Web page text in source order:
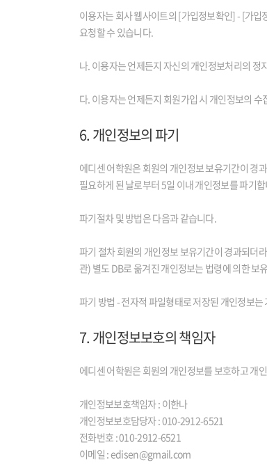
이용자는 회사 웹사이트의 [가입정보확인] - [가입
요청할 수 있습니다.
나. 이용자는 언제든지 자신의 개인정보처리의 정
다. 이용자는 언제든지 회원가입 시 개인정보의
6. 개인정보의 파기
에디센 어학원은 회원의 개인정보 보유기간이 경
필요하게 된 날로부터 5일 이내 개인정보를 파기
파기절차 및 방법은 다음과 같습니다.
파기 절차 회원의 개인정보 보유기간이 경과되더
관) 별도 DB로 옮겨진 개인정보는 법령에 의한 보
파기 방법 - 전자적 파일형태로 저장된 개인정보
7. 개인정보보호의 책임자
에디센 어학원은 회원의 개인정보를 보호하고 개
개인정보보호책임자 : 이한나
개인정보보호담당자 : 010-2912-6521
전화번호 : 010-2912-6521
이메일 : edisen@gmail.com